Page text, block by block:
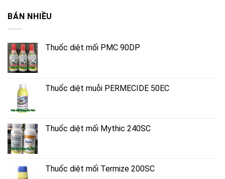
BÁN NHIỀU
Thuốc diệt mối PMC 90DP
Thuốc diệt muỗi PERMECIDE 50EC
Thuốc diệt mối Mythic 240SC
Thuốc diệt mối Termize 200SC